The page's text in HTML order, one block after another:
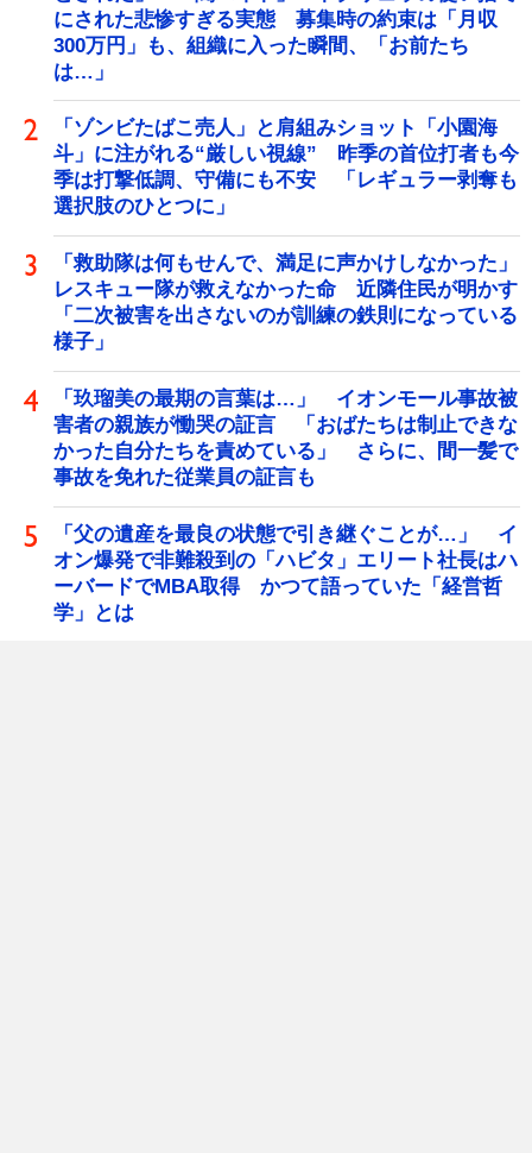
にされた悲惨すぎる実態 募集時の約束は「月収
300万円」も、組織に入った瞬間、「お前たち
は…」
「ゾンビたばこ売人」と肩組みショット「小園海
斗」に注がれる“厳しい視線” 昨季の首位打者も今
季は打撃低調、守備にも不安 「レギュラー剥奪も
選択肢のひとつに」
「救助隊は何もせんで、満足に声かけしなかった」
レスキュー隊が救えなかった命 近隣住民が明かす
「二次被害を出さないのが訓練の鉄則になっている
様子」
「玖瑠美の最期の言葉は…」 イオンモール事故被
害者の親族が慟哭の証言 「おばたちは制止できな
かった自分たちを責めている」 さらに、間一髪で
事故を免れた従業員の証言も
「父の遺産を最良の状態で引き継ぐことが…」 イ
オン爆発で非難殺到の「ハビタ」エリート社長はハ
ーバードでMBA取得 かつて語っていた「経営哲
学」とは